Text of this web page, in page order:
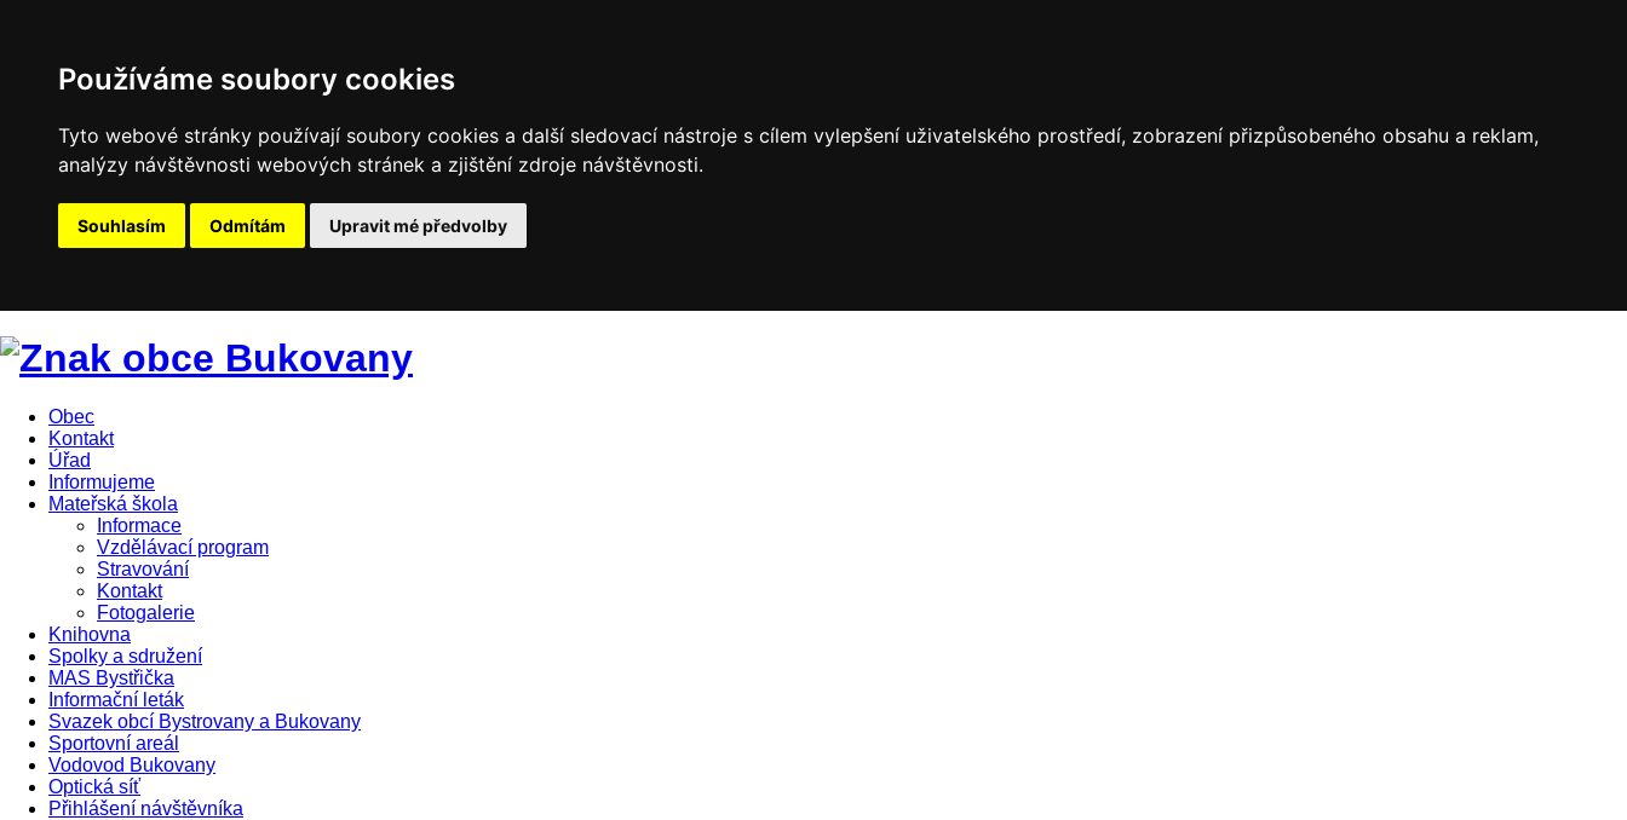
Používáme soubory cookies
Tyto webové stránky používají soubory cookies a další sledovací nástroje s cílem vylepšení uživatelského prostředí, zobrazení přizpůsobeného obsahu a reklam,
analýzy návštěvnosti webových stránek a zjištění zdroje návštěvnosti.
Souhlasím Odmítám Upravit mé předvolby
Obec
Kontakt
Úřad
Informujeme
Mateřská škola
Informace
Vzdělávací program
Stravování
Kontakt
Fotogalerie
Knihovna
Spolky a sdružení
MAS Bystřička
Informační leták
Svazek obcí Bystrovany a Bukovany
Sportovní areál
Vodovod Bukovany
Optická síť
Přihlášení návštěvníka